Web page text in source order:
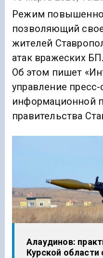
Режим
позволяющий
жителей
атак вражеских
Об этом пишет
управление
информационной
правительства
Алаудинов:
Курской